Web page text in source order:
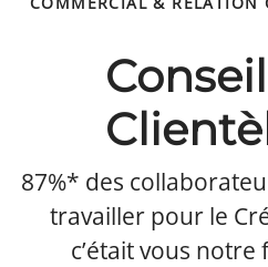
87%* des
travailler pour le
c’était vous notre